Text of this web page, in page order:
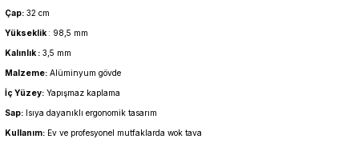
Çap: 32 cm
Yükseklik : 98,5 mm
Kalınlık : 3,5 mm
Malzeme: Alüminyum gövde
İç Yüzey: Yapışmaz kaplama
Sap: Isıya dayanıklı ergonomik tasarım
Kullanım: Ev ve profesyonel mutfaklarda wok tava